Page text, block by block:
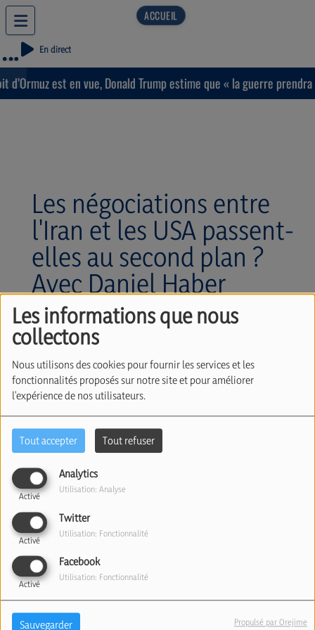
Les informations que nous
collectons
Nous utilisons des cookies pour fournir les services et les
fonctionnalités proposés sur notre site et pour améliorer
l'expérience de nos utilisateurs.
Tout accepter Tout refuser
Analytics
Activé
Utilisation: Analyse
Twitter
Activé
Utilisation: Fonctionnalité
Facebook
Activé
Utilisation: Fonctionnalité
Sauvegarder Propulsé par Orejime
En direct
est en vue, Donald Trump estime que « la guerre prendra
Les négociations entre
l'Iran et les USA passent-
elles au second plan ?
Avec Daniel Haber
(06/07/2026)
06 juillet 2026
Écouter le podcast
Les américains sont centrés sur leur anniversaire et
les iraniens célèbrent les funérailles d'Ali
Khamenei…
Les négociations passent-elles au second plan ?